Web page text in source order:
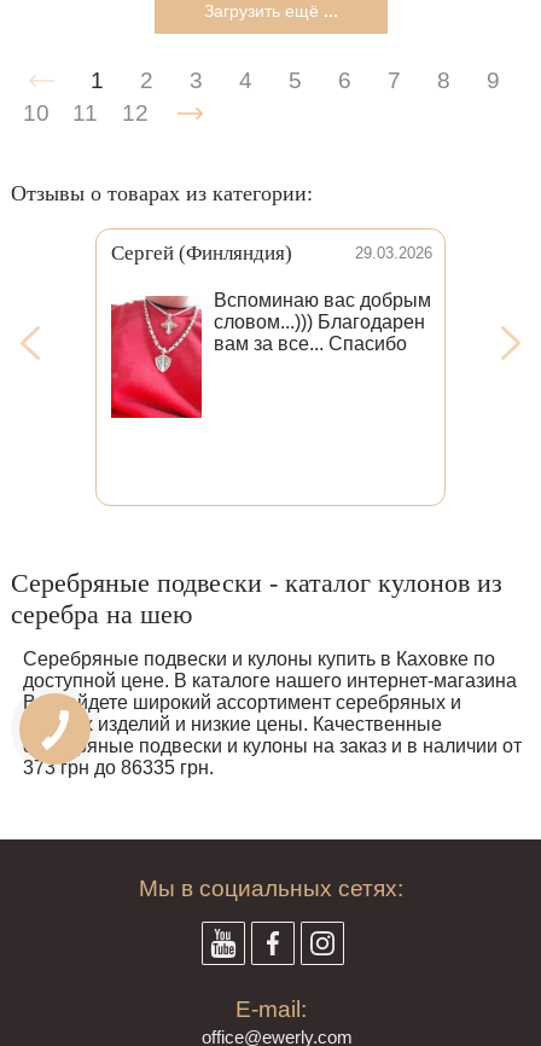
Загрузить ещё ...
1 2 3 4 5 6 7 8
9
10
11 12
Отзывы о товарах из категории:
Дмитрий 22.05.2024
День добрый, получил
сегодня заказ. Молодцы
, сделали всё на
Серебряные подвески - каталог кулонов из
серебра на шею
Серебряные подвески и кулоны купить в Каховке по
доступной цене. В каталоге нашего интернет-магазина
Вы найдете широкий ассортимент серебряных и
золотих изделий и низкие цены. Качественные
серебряные подвески и кулоны на заказ и в наличии от
373 грн до 86335 грн.
Мы в социальных сетях:
E-mail:
office@ewerly.com